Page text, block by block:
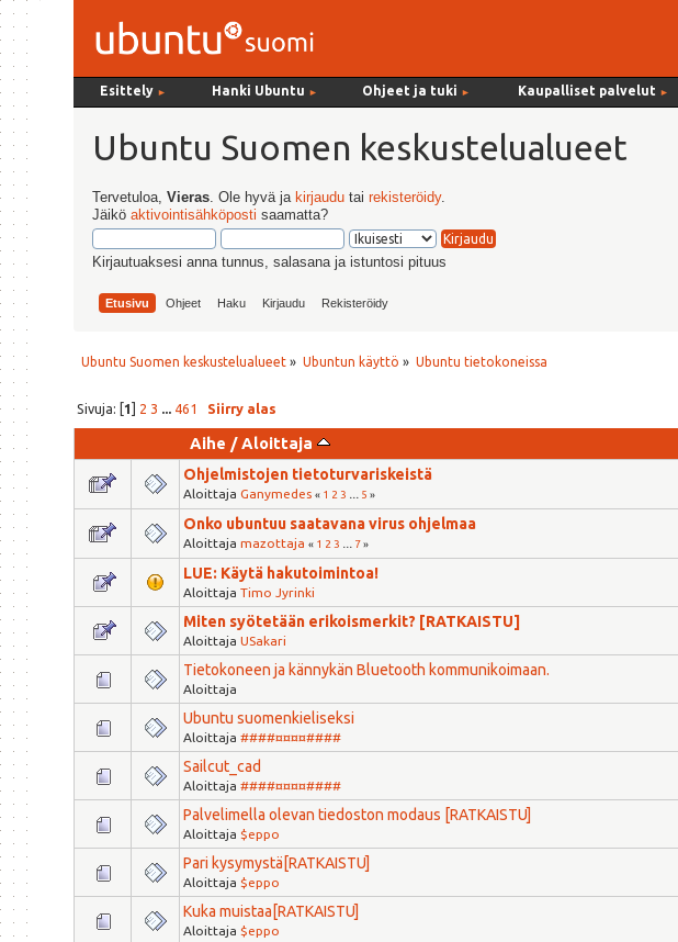
Esittely ► Hanki Ubuntu ► Ohjeet ja tuki ► Kaupalliset palvelut ►
Ubuntu Suomen keskustelualueet
Tervetuloa, Vieras. Ole hyvä ja kirjaudutai rekisteröidy.
Jäikö aktivointisähköposti saamatta?
Kirjautuaksesi anna tunnus, salasana ja istuntosi pituus
Etusivu Ohjeet Haku Kirjaudu Rekisteröidy
Ubuntu Suomen keskustelualueet » Ubuntun käyttö » Ubuntu tietokoneissa
Sivuja: [1] 2 3 461 Siirry alas
Aihe /Aloittaja
Ohjelmistojen tietoturvariskeistä
AloittajaGanymedes « 1 2 3 5 »
Onko ubuntuu saatavana virus ohjelmaa
Aloittajamazottaja « 1 2 3 7»
LUE: Käytä hakutoimintoa!
AloittajaTimo Jyrinki
Miten syötetään erikoismerkit? [RATKAISTU]
AloittajaUSakari
Tietokoneen ja kännykän Bluetooth kommunikoimaan.
Aloittaja
Ubuntu suomenkieliseksi
Aloittaja####¤¤¤¤####
Sailcut_cad
Aloittaja####¤¤¤¤####
Palvelimella olevan tiedoston modaus [RATKAISTU]
Aloittaja $eppo
Pari kysymystä[RATKAISTU]
Aloittaja $eppo
Kuka muistaa[RATKAISTU]
Aloittaja $eppo